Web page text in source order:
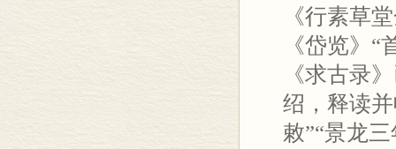
《行素草
《岱览》
《求古录
绍，释读
敕”“景龙